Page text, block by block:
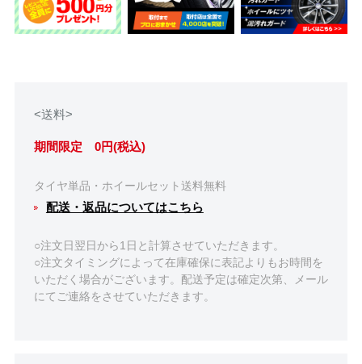
<送料>
期間限定 0円(税込)
タイヤ単品・ホイールセット送料無料
配送・返品についてはこちら
○注文日翌日から1日と計算させていただきます。
○注文タイミングによって在庫確保に表記よりもお時間を
いただく場合がございます。配送予定は確定次第、メール
にてご連絡をさせていただきます。